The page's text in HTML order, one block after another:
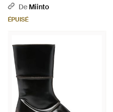
De Miinto
ÉPUISÉ